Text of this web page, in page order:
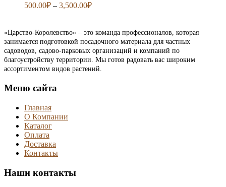
500.00₽ – 3,500.00₽
«Царство-Королевство» – это команда профессионалов, которая
занимается подготовкой посадочного материала для частных
садоводов, садово-парковых организаций и компаний по
благоустройству территории. Мы готов радовать вас широким
ассортиментом видов растений.
Меню сайта
Главная
О Компании
Каталог
Оплата
Доставка
Контакты
Наши контакты